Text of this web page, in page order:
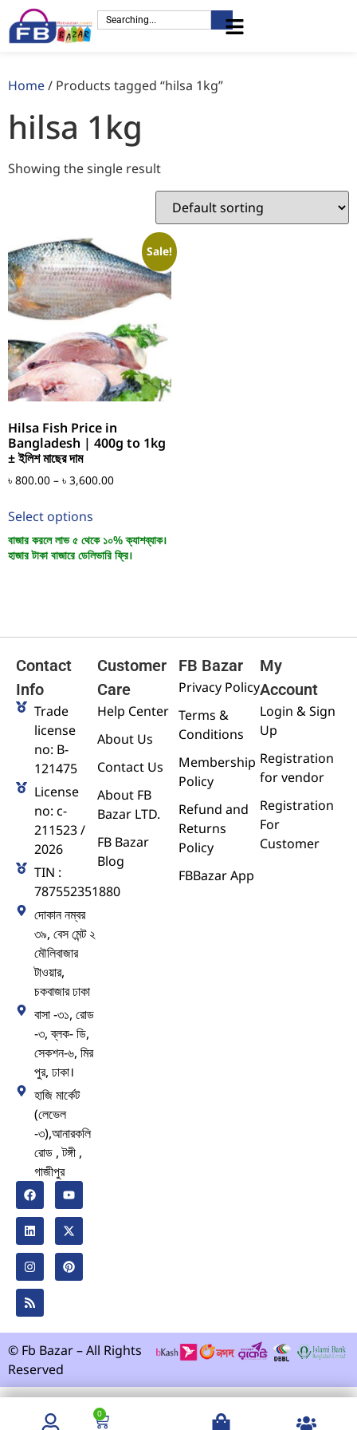
Home/ Products tagged “hilsa 1kg”
hilsa 1kg
Showing the single result
Sale!
Hilsa Fish Price in
Bangladesh | 400g to 1kg
± ইলিশ মাছের দাম
৳ 800.00 – ৳ 3,600.00
Select options
বাজার করলে লাভ ৫ থেকে ১০% ক্যাশব্যাক।
হাজার টাকা বাজারে ডেলিভারি ফ্রি।
Contact
Info
Trade
license
no: B-
121475
License
no: c-
211523 /
2026
TIN :
787552351880
দোকান নম্বর
৩৯, বেস মেন্ট ২
মৌলিবাজার
টাওয়ার,
চকবাজার ঢাকা
বাসা -৩১, রোড
-৩, ব্লক- ডি,
সেকশন-৬, মির
পুর, ঢাকা।
হাজি মার্কেট
(লেভেল
-৩),আনারকলি
রোড , টঙ্গী ,
গাজীপুর
Customer
Care
Help Center
About Us
Contact Us
About FB
Bazar LTD.
FB Bazar
Blog
FB Bazar
Privacy Policy
Terms &
Conditions
Membership
Policy
Refund and
Returns
Policy
FBBazar App
My
Account
Login & Sign
Up
Registration
for vendor
Registration
For
Customer
© Fb Bazar – All Rights
Reserved
0